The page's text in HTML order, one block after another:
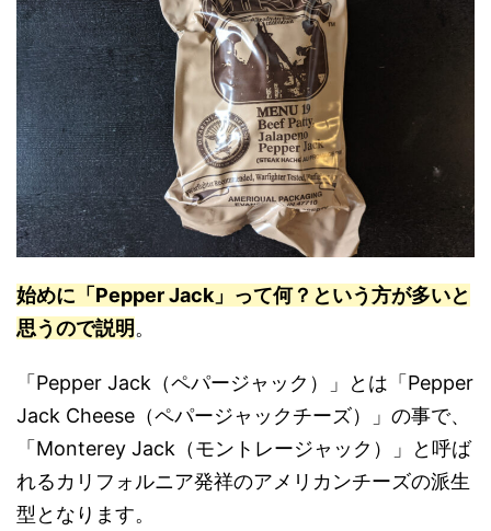
始めに「Pepper Jack」って何？という方が多いと
思うので説明。
「Pepper Jack（ペパージャック）」とは「Pepper
Jack Cheese（ペパージャックチーズ）」の事で、
「Monterey Jack（モントレージャック）」と呼ば
れるカリフォルニア発祥のアメリカンチーズの派生
型となります。